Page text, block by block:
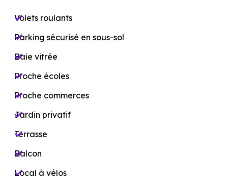
Volets roulants
Parking sécurisé en sous-sol
Baie vitrée
Proche écoles
Proche commerces
Jardin privatif
Terrasse
Balcon
Local à vélos